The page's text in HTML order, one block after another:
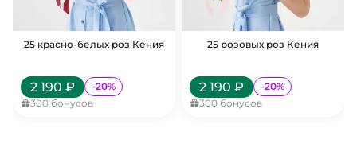
25 красно-белых роз Кения
2 190 ₽ -20%
300 бонусов
25 розовых роз Кения
2 190 ₽ -20%
300 бонусов